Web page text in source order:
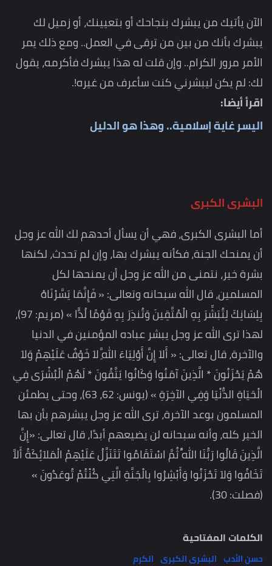
الآن يأتيك من يبشرك بنجاحك أو بتعيينك، أو زميل لك
يبشرك بأنك من بين من ترقى في العمل.. ومع ذلك يمر
الأمر مرور الكرام.. وإن قلت له هذا يبشرك فأكرمه، يقول
لك: لم يكن ليبشرني كنت سأعرف من غيره!.
اقرأ أيضا:
اليسر غاية إسلامية.. وهذا هو الدليل
البشرى الكبرى
أما البشرى الكبرى، فهي أن يسأل أحدهم لك الله عز وجل
أن يمنحك الجنة، فكأنه يبشرك بها، وإن لم تحدث، لكنها
بشرة خير، نتمنى من الله عز وجل أن يمنحها لكل
المسلمين، قال الله سبحانه وتعالى: « فَإِنَّمَا يَسَّرْنَاهُ
بِلِسَانِكَ لِتُبَشِّرَ بِهِ الْمُتَّقِينَ وَتُنذِرَ بِهِ قَوْمًا لُدًّا » (مريم: 97)،
لهذا ترى الله عز وجل يبشر عباده المؤمنين في الدنيا
والآخرة، قال تعالى: « أَلاَ إِنَّ أَوْلِيَاءَ اللَّهِ لاَ خَوْفٌ عَلَيْهِمْ وَلاَ
هُمْ يَحْزَنُونَ * الَّذِينَ آمَنُوا وَكَانُوا يَتَّقُونَ * لَهُمْ الْبُشْرَى فِي
الْحَيَاةِ الدُّنْيَا وَفِي الآخِرَةِ » (يونس: 62، 63)، وحتى يطمئن
المسلمون بوعد الآخرة، ترى الله عز وجل يبشرهم بأن بها
الخير كله، وأنه سبحانه لن يضيعهم أبدًا، قال تعالى: «إِنَّ
الَّذِينَ قَالُوا رَبُّنَا اللَّهُ ثُمَّ اسْتَقَامُوا تَتَنَزَّلُ عَلَيْهِمْ الْمَلاَئِكَةُ أَلاَّ
تَخَافُوا وَلاَ تَحْزَنُوا وَأَبْشِرُوا بِالْجَنَّةِ الَّتِي كُنْتُمْ تُوعَدُونَ »
(فصلت: 30).
الكلمات المفتاحية
حسن الأدب البشرى الكبرى الكرم